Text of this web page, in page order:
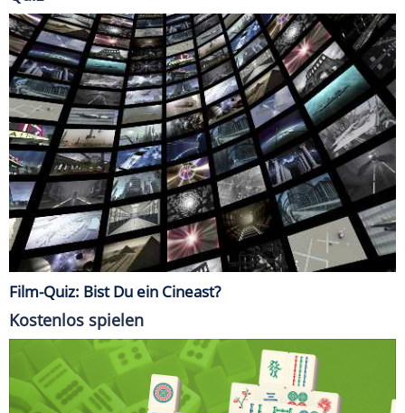
Film-Quiz: Bist Du ein Cineast?
Kostenlos spielen